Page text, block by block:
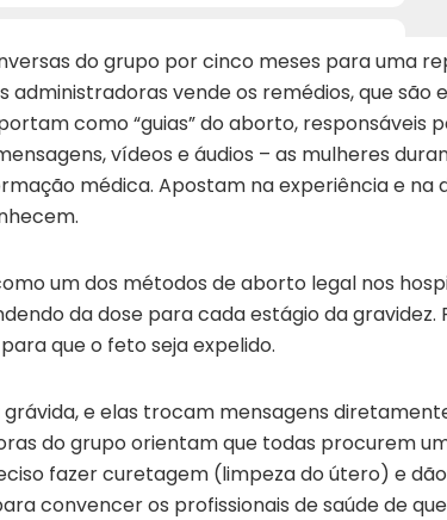
do grupo por cinco meses para uma
administradoras vende os remédios, que são
como “guias” do aborto, responsáveis
vídeos e áudios – as mulheres
médica. Apostam na experiência e na
um dos métodos de aborto legal nos
da dose para cada estágio da gravidez.
que o feto seja expelido.
grávida, e elas trocam mensagens
do grupo orientam que todas procurem
fazer curetagem (limpeza do útero) e
convencer os profissionais de saúde de